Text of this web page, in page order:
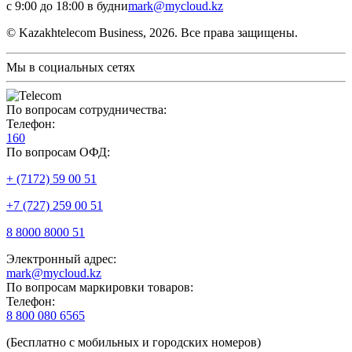
с 9:00 до 18:00 в будниmark@mycloud.kz
© Kazakhtelecom Business, 2026. Все права защищены.
Мы в социальных сетях
По вопросам сотрудничества:
Телефон:
160
По вопросам ОФД:
+ (7172) 59 00 51
+7 (727) 259 00 51
8 8000 8000 51
Электронный адрес:
mark@mycloud.kz
По вопросам маркировки товаров:
Телефон:
8 800 080 6565
(Бесплатно с мобильных и городских номеров)